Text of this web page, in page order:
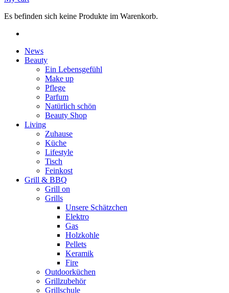
Es befinden sich keine Produkte im Warenkorb.
News
Beauty
Ein Lebensgefühl
Make up
Pflege
Parfum
Natürlich schön
Beauty Shop
Living
Zuhause
Küche
Lifestyle
Tisch
Feinkost
Grill & BBQ
Grill on
Grills
Unsere Schätzchen
Elektro
Gas
Holzkohle
Pellets
Keramik
Fire
Outdoorküchen
Grillzubehör
Grillschule